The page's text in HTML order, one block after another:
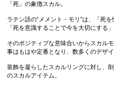
「死」の象徴スカル。
ラテン語の“メメント・モリ”は、「死
「死を意識することで今を大切にする
そのポジティブな意味合いからスカル
事はもはや定番となり、数多くのデザイ
装飾を凝らしたスカルリングに対し、
のスカルアイテム。